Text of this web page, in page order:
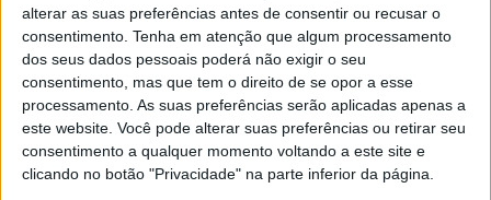
alterar as suas preferências antes de consentir ou recusar o
consentimento. Tenha em atenção que algum processamento
dos seus dados pessoais poderá não exigir o seu
consentimento, mas que tem o direito de se opor a esse
processamento. As suas preferências serão aplicadas apenas a
este website. Você pode alterar suas preferências ou retirar seu
consentimento a qualquer momento voltando a este site e
clicando no botão "Privacidade" na parte inferior da página.
“Honestamente, depois das férias de verão, mudei o meu
treino e como me preparo para a corrida. Em segundo
lugar, também tentei mudar a minha mentalidade”
admitiu o jovem madrileno de 22 anos, prosseguindo:
“Mas, ainda mais importante agora é que comecei a
gostar de andar de moto novamente, em vez de mudar de
moto ou de ideia. No entanto, 90% da razão pela qual